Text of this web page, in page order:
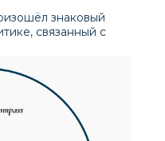
знаковый
связанный с
«GENIUS»